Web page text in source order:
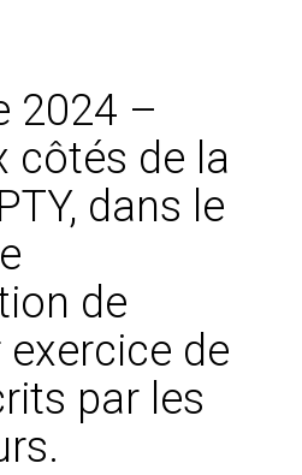
2024 –
côtés de la
dans le
de
de
par les